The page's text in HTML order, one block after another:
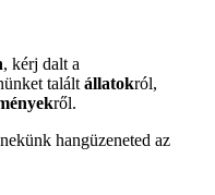
, kérj dalt a
talált állatokról,
ről.
hangüzeneted az